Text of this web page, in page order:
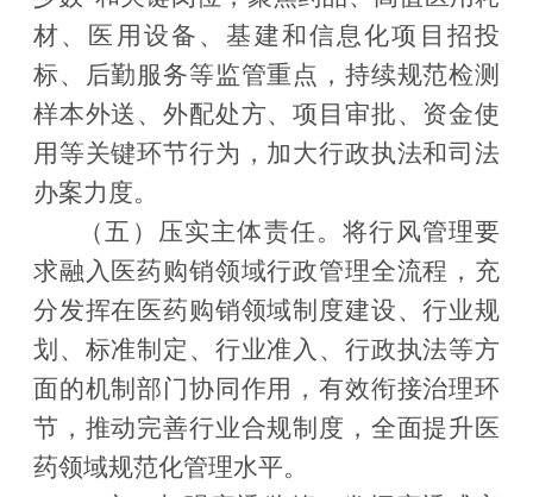
材、医用设备、基建和信息化项目招投
标、后勤服务等监管重点，持续规范检测
样本外送、外配处方、项目审批、资金使
用等关键环节行为，加大行政执法和司法
办案力度。
（五）压实主体责任。将行风管理要
求融入医药购销领域行政管理全流程，充
分发挥在医药购销领域制度建设、行业规
划、标准制定、行业准入、行政执法等方
面的机制部门协同作用，有效衔接治理环
节 ， 推动完善行业合规制度，全面提升医
药领域规范化管理水平。